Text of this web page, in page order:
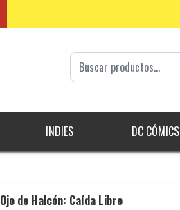
INDIES DC CÓMICS
Ojo de Halcón: Caída Libre